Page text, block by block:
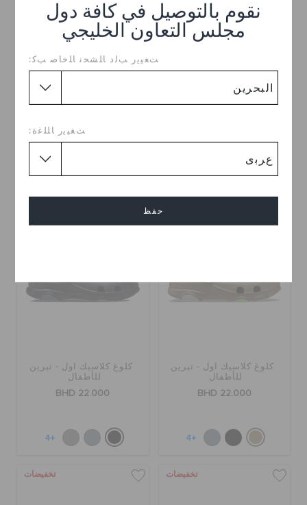
نقوم بالتوصيل في كافة دول
مجلس التعاون الخليجي
ﺖﻐﻴﻳﺭ ﺐﻟﺩ ﺎﻠﺸﺤﻧ ﺎﻠﺧﺎﺻ ﺐﻛ:
ﺖﻐﻴﻳﺭ ﺎﻠﻠﻏﺓ:
حفظ
كلوغ كلاسيك جليتر
اشترِ 2 واحصل على 25% خصم
+9
كلوغ كلاسيك
BHD 14.000
+55
كلوغ كلاسيك اول - تيرين
للأطفال
BHD 22.000
+4
كلوغ كلاسيك اول - تيرين
للأطفال
BHD 22.000
+4
تخفيضات تخفيضات